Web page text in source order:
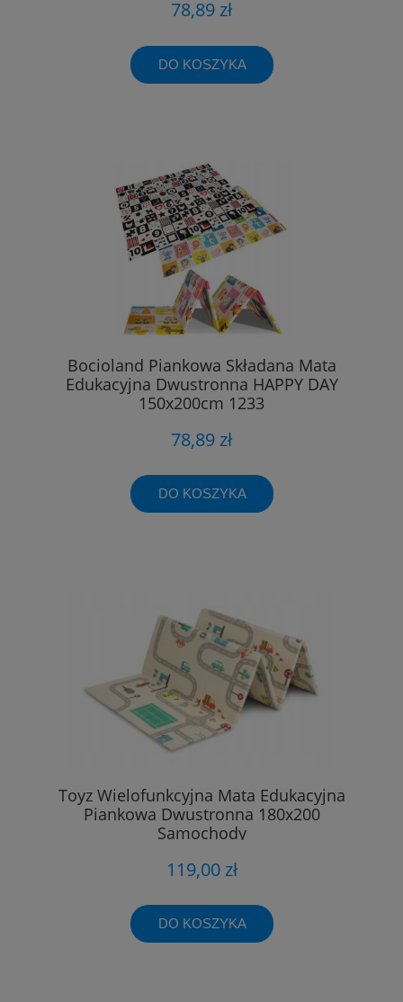
78,89 zł
DO KOSZYKA
Bocioland Piankowa Składana Mata
Edukacyjna Dwustronna HAPPY DAY
150x200cm 1233
78,89 zł
DO KOSZYKA
Toyz Wielofunkcyjna Mata Edukacyjna
Piankowa Dwustronna 180x200
Samochody
119,00 zł
DO KOSZYKA